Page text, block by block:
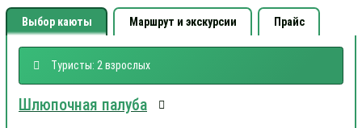
Выбор каюты Маршрут и экскурсии Прайс
Туристы: 2 взрослых
Шлюпочная палуба